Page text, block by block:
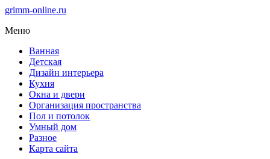
grimm-online.ru
Меню
Ванная
Детская
Дизайн интерьера
Кухня
Окна и двери
Организация пространства
Пол и потолок
Умный дом
Разное
Карта сайта